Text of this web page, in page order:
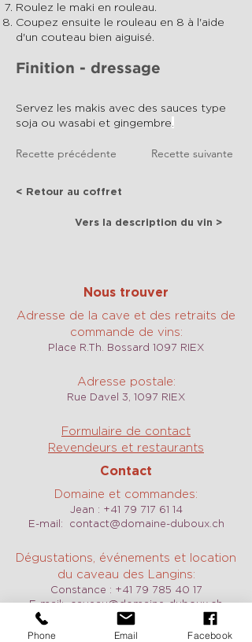
Roulez le maki en rouleau.
Coupez ensuite le rouleau en 8 à l'aide
d'un couteau bien aiguisé.
Finition - dressage
Servez les makis avec des sauces type
soja ou wasabi et gingembre
Recette précédente Recette suivante
< Retour au coffret
Vers la description du vin >
Nous trouver
Adresse de la cave et des retraits de
commande de vins:
Place R.Th. Bossard 1097 RIEX
Adresse postale:
Rue Davel 3, 1097 RIEX
Formulaire de contact
Revendeurs et restaurants
Contact
Domaine et commandes:
Jean : +41 79 717 61 14
E-mail:
contact@domaine-duboux.ch
Dégustations, événements et location
du caveau des Langins:
Constance : +41 79 785 40 17
E-mail:caveau@domaine-duboux.ch
ou
constance@domaine-duboux.ch
Phone Email Facebook